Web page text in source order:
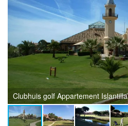
Clubhuis golf Appartement Islantilla